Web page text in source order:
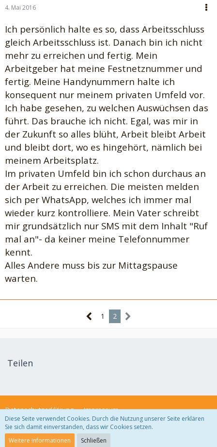
4. Mai 2016
Ich persönlich halte es so, dass Arbeitsschluss
gleich Arbeitsschluss ist. Danach bin ich nicht
mehr zu erreichen und fertig. Mein
Arbeitgeber hat meine Festnetznummer und
fertig. Meine Handynummern halte ich
konsequent nur meinem privaten Umfeld vor.
Ich habe gesehen, zu welchen Auswüchsen das
führt. Das brauche ich nicht. Egal, was mir in
der Zukunft so alles blüht, Arbeit bleibt Arbeit
und bleibt dort, wo es hingehört, nämlich bei
meinem Arbeitsplatz.
Im privaten Umfeld bin ich schon durchaus an
der Arbeit zu erreichen. Die meisten melden
sich per WhatsApp, welches ich immer mal
wieder kurz kontrolliere. Mein Vater schreibt
mir grundsätzlich nur SMS mit dem Inhalt "Ruf
mal an"- da keiner meine Telefonnummer
kennt.
Alles Andere muss bis zur Mittagspause
warten.
1 2
Teilen
Datenschutzerklärung Impressum
Community-Software:
Diese Seite verwendet Cookies. Durch die Nutzung unserer Seite erklären
Sie sich damit einverstanden, dass wir Cookies setzen.
Weitere Informationen
Schließen